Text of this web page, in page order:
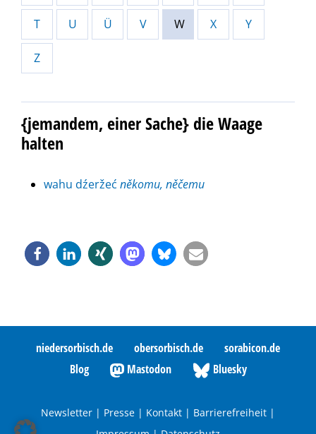
T U Ü V W X Y
Z
{jemandem, einer Sache} die Waage
halten
wahu dźeržeć někomu, něčemu
niedersorbisch.de obersorbisch.de
sorabicon.de
Blog
Mastodon Bluesky
Newsletter | Presse | Kontakt | Barrierefreiheit |